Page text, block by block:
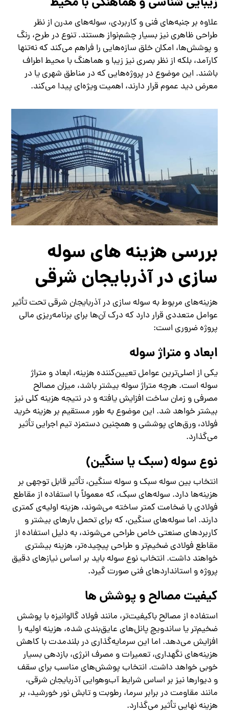
علاوه بر جنبه‌های فنی و کاربردی، سوله‌های مدرن از نظر
طراحی ظاهری نیز بسیار چشم‌نواز هستند. تنوع در طرح، رنگ
و پوشش‌ها، امکان خلق سازه‌هایی را فراهم می‌کند که نه‌تنها
کارآمد، بلکه از نظر بصری نیز زیبا و هماهنگ با محیط اطراف
باشند. این موضوع در پروژه‌هایی که در مناطق شهری یا در
معرض دید عموم قرار دارند، اهمیت ویژه‌ای پیدا می‌کند.
بررسی هزینه ‌های سوله‌
سازی در آذربایجان شرقی
هزینه‌های مربوط به سوله‌ سازی در آذربایجان شرقی تحت تأثیر
عوامل متعددی قرار دارد که درک آن‌ها برای برنامه‌ریزی مالی
پروژه ضروری است:
ابعاد و متراژ سوله
یکی از اصلی‌ترین عوامل تعیین‌کننده هزینه، ابعاد و متراژ
سوله است. هرچه متراژ سوله بیشتر باشد، میزان مصالح
مصرفی و زمان ساخت افزایش یافته و در نتیجه هزینه کلی نیز
بیشتر خواهد شد. این موضوع به طور مستقیم بر هزینه خرید
فولاد، ورق‌های پوششی و همچنین دستمزد تیم اجرایی تأثیر
می‌گذارد.
نوع سوله (سبک یا سنگین)
انتخاب بین سوله سبک و سوله سنگین، تأثیر قابل توجهی بر
هزینه‌ها دارد. سوله‌های سبک، که معمولاً با استفاده از مقاطع
فولادی با ضخامت کمتر ساخته می‌شوند، هزینه اولیه‌ی کمتری
دارند. اما سوله‌های سنگین، که برای تحمل بارهای بیشتر و
کاربردهای صنعتی خاص طراحی می‌شوند، به دلیل استفاده از
مقاطع فولادی ضخیم‌تر و طراحی پیچیده‌تر، هزینه بیشتری
خواهند داشت. انتخاب نوع سوله باید بر اساس نیازهای دقیق
پروژه و استانداردهای فنی صورت گیرد.
کیفیت مصالح و پوشش‌ ها
استفاده از مصالح باکیفیت‌تر، مانند فولاد گالوانیزه با پوشش
ضخیم‌تر یا ساندویچ پانل‌های عایق‌بندی شده، هزینه اولیه را
افزایش می‌دهد. اما این سرمایه‌گذاری در بلندمدت با کاهش
هزینه‌های نگهداری، تعمیرات و مصرف انرژی، بازدهی بسیار
خوبی خواهد داشت. انتخاب پوشش‌های مناسب برای سقف
و دیوارها نیز بر اساس شرایط آب‌وهوایی آذربایجان شرقی،
مانند مقاومت در برابر سرما، رطوبت و تابش نور خورشید، بر
هزینه نهایی تأثیر می‌گذارد.